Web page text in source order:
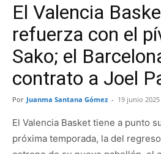
El Valencia
refuerza con el
Sako; el
contrato a Joel
Por Juanma Santana Gómez - 19 junio 2025
El Valencia Basket tiene a punto
próxima temporada, la del